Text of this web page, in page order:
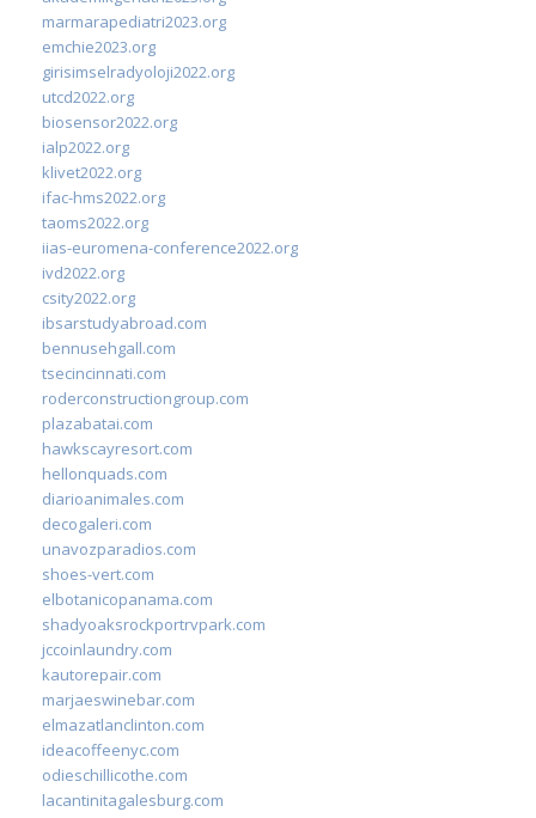
marmarapediatri2023.org
emchie2023.org
girisimselradyoloji2022.org
utcd2022.org
biosensor2022.org
ialp2022.org
klivet2022.org
ifac-hms2022.org
taoms2022.org
iias-euromena-conference2022.org
ivd2022.org
csity2022.org
ibsarstudyabroad.com
bennusehgall.com
tsecincinnati.com
roderconstructiongroup.com
plazabatai.com
hawkscayresort.com
hellonquads.com
diarioanimales.com
decogaleri.com
unavozparadios.com
shoes-vert.com
elbotanicopanama.com
shadyoaksrockportrvpark.com
jccoinlaundry.com
kautorepair.com
marjaeswinebar.com
elmazatlanclinton.com
ideacoffeenyc.com
odieschillicothe.com
lacantinitagalesburg.com